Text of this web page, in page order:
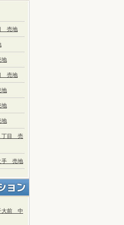
売地
地
売地
地
地
地
丁目 売
手 売地
大前 中